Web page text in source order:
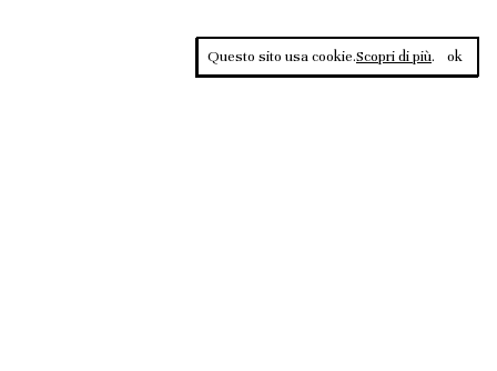
Questo sito usa cookie.Scopri di più. ok